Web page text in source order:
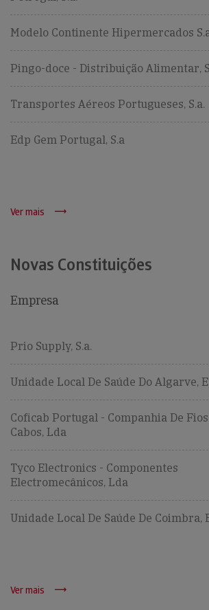
Modelo Continente Hipermercados
Pingo-doce - Distribuição Alimentar,
Transportes Aéreos Portugueses, S.a.
Edp Gem Portugal, S.a
Ver mais
Novas Constituições
Empresa
Prio Supply, S.a.
Unidade Local De Saúde Do Algarve,
Coficab Portugal - Companhia De
Cabos, Lda
Tyco Electronics - Componentes
Electromecânicos, Lda
Unidade Local De Saúde De Coimbra,
Ver mais